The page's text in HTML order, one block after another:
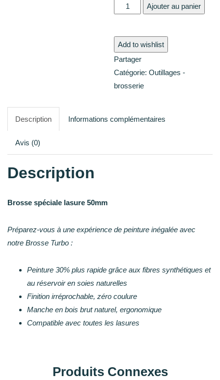
quantité
Turbo
50x20
mm
brosse
Ajouter au panier
Add to wishlist
Partager
Catégorie: Outillages -
brosserie
Description Informations complémentaires
Avis (0)
Description
Brosse spéciale lasure 50mm
Préparez-vous à une expérience de peinture inégalée avec
notre Brosse Turbo :
Peinture 30% plus rapide grâce aux fibres synthétiques et
au réservoir en soies naturelles
Finition irréprochable, zéro coulure
Manche en bois brut naturel, ergonomique
Compatible avec toutes les lasures
Produits Connexes